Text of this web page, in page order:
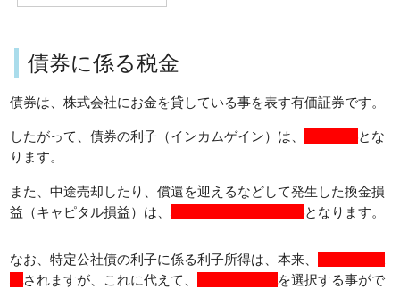
債券に係る税金
債券は、株式会社にお金を貸している事を表す有価証券です。
したがって、債券の利子（インカムゲイン）は、 利子所得とな
ります。
また、中途売却したり、償還を迎えるなどして発生した換金損
益（キャピタル損益）は、
株式等に係る譲渡所得となります。
なお、特定公社債の利子に係る利子所得は、本来、
税されますが、これに代えて、 申告分離課税を選択する事がで